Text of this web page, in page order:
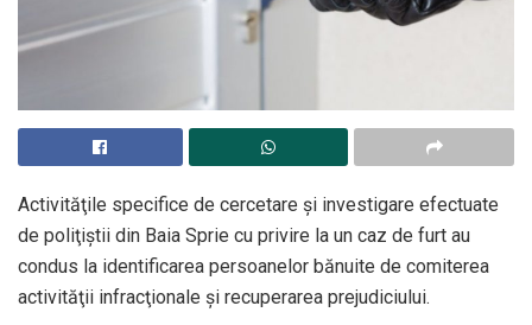
Activităţile specifice de cercetare şi investigare efectuate
de poliţiştii din Baia Sprie cu privire la un caz de furt au
condus la identificarea persoanelor bănuite de comiterea
activităţii infracţionale şi recuperarea prejudiciului.